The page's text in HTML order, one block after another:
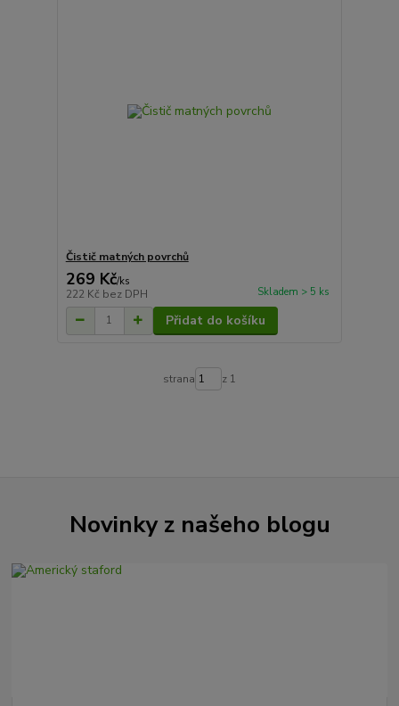
Čistič matných povrchů
269 Kč/ks
222 Kč bez DPH Skladem > 5 ks
Přidat do košíku
strana z 1
Novinky z našeho blogu